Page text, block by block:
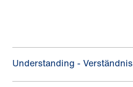
Understanding - Verständnis